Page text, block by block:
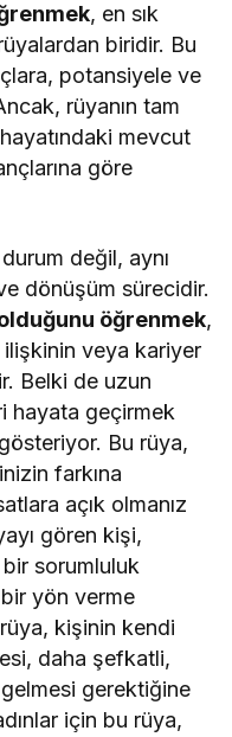
, en sık
biridir. Bu
potansiyele ve
rüyanın tam
mevcut
göre
değil, aynı
dönüşüm sürecidir.
öğrenmek,
ilişkinin veya kariyer
Belki de uzun
hayata geçirmek
Bu rüya,
farkına
açık olmanız
gören kişi,
sorumluluk
yön verme
kişinin kendi
daha şefkatli,
gerektiğine
için bu rüya,